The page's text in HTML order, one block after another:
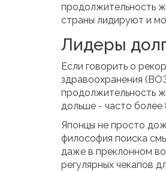
продолжительность
страны лидируют и
Лидеры
Если говорить о
здравоохранения
продолжительность
дольше - часто
Японцы не просто
философия поиска
даже в преклонном
регулярных чекапов